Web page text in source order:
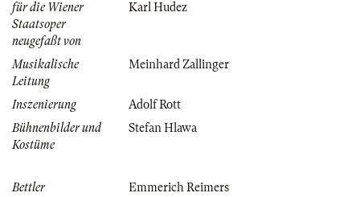
für die Wiener
Staatsoper
neugefaßt von
Karl Hudez
Musikalische
Leitung
Meinhard Zallinger
Inszenierung
Adolf Rott
Bühnenbilder und
Kostüme
Stefan Hlawa
Bettler
Emmerich Reimers